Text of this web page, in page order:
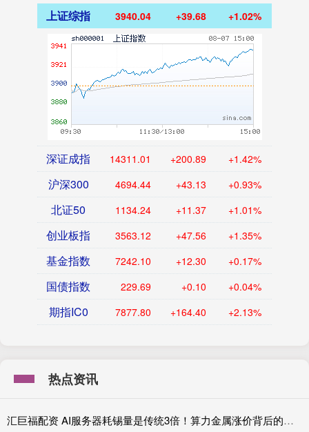
上证综指 3940.04 +39.68 +1.02%
深证成指 14311.01 +200.89 +1.42%
沪深300 4694.44 +43.13 +0.93%
北证50 1134.24 +11.37 +1.01%
创业板指 3563.12 +47.56 +1.35%
基金指数 7242.10 +12.30 +0.17%
国债指数 229.69 +0.10 +0.04%
期指IC0 7877.80 +164.40 +2.13%
热点资讯
汇巨福配资 AI服务器耗锡量是传统3倍！算力金属涨价背后的真实供需账